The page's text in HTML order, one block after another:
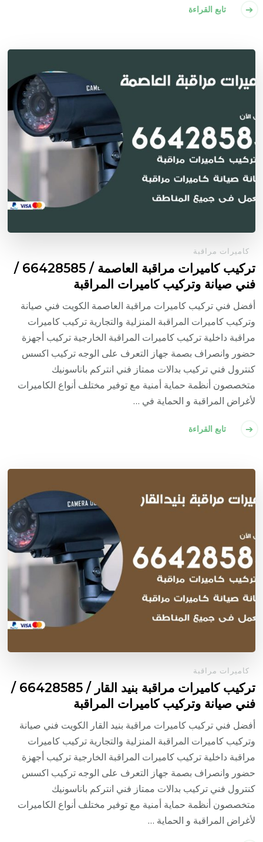
تابع القراءة
كاميرات مراقبة
تركيب كاميرات مراقبة العاصمة / 66428585 /
فني صيانة وتركيب كاميرات المراقبة
أفضل فني تركيب كاميرات مراقبة العاصمة الكويت فني صيانة
وتركيب كاميرات المراقبة المنزلية والتجارية تركيب كاميرات
مراقبة داخلية تركيب كاميرات المراقبة الخارجية تركيب أجهزة
حضور وانصراف بصمة جهاز التعرف على الوجه تركيب اكسس
كنترول فني تركيب بدالات ممتاز فني انتركم باناسونيك
متخصصون أنظمة حماية أمنية مع توفير مختلف أنواع الكاميرات
لأغراض المراقبة و الحماية في …
تابع القراءة
كاميرات مراقبة
تركيب كاميرات مراقبة بنيد القار / 66428585 /
فني صيانة وتركيب كاميرات المراقبة
أفضل فني تركيب كاميرات مراقبة بنيد القار الكويت فني صيانة
وتركيب كاميرات المراقبة المنزلية والتجارية تركيب كاميرات
مراقبة داخلية تركيب كاميرات المراقبة الخارجية تركيب أجهزة
حضور وانصراف بصمة جهاز التعرف على الوجه تركيب اكسس
كنترول فني تركيب بدالات ممتاز فني انتركم باناسونيك
متخصصون أنظمة حماية أمنية مع توفير مختلف أنواع الكاميرات
لأغراض المراقبة و الحماية …